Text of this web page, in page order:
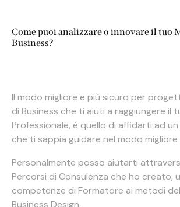
Come puoi analizzare o innovare il tuo
Business?
Il modo migliore e più sicuro per
di Business che ti aiuti a raggiungere il
Professionale, è quello di affidarti ad
che ti sappia guidare nel modo
Personalmente posso aiutarti
Percorsi di Consulenza che ho creato,
competenze di Formatore ai metodi
Business Design.